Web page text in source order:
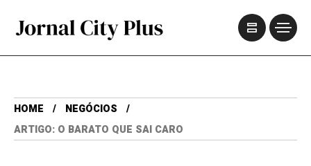
HOME
NEGÓCIOS
ARTIGO: O BARATO QUE SAI CARO